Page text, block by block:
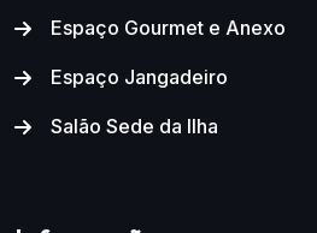
Espaço Gourmet e Anexo
Espaço Jangadeiro
Salão Sede da Ilha